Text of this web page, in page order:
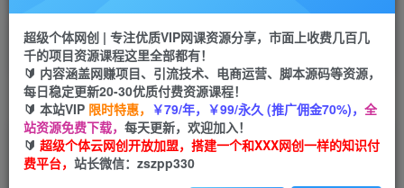
挂机
项目
脚本卡密
APP下载
GO
首页 创业课程 会员免费 正文
热门Ai赛道，一键成图，轻松日入300+！小白0基
础易上手【揭秘】
超级个体网创 | 专注优质VIP网课资源分享，市面上收费几百几
千的项目资源课程这里全部都有！
🔰 内容涵盖网赚项目、引流技术、电商运营、脚本源码等资源，
每日稳定更新20-30优质付费资源课程！
🔰 本站VIP 限时特惠， ￥79/年，￥99/永久 (推广佣金70%)， 全
站资源免费下载， 每天更新，欢迎加入！
🔰 超级个体云网创开放加盟，搭建一个和XXX网创一样的知识付
费平台， 站长微信：zszpp330